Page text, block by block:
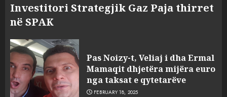
Investitori Strategjik Gaz Paja thirret
në SPAK
Pas Noizy-t, Veliaj i dha Ermal
Mamaqit dhjetëra mijëra euro
nga taksat e qytetarëve
FEBRUARY 18, 2025